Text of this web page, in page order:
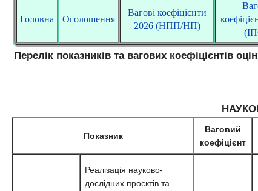
Головна Оголошення
Вагові коефіцієнти
2026 (НПП/НП)
Перелік показників та вагових коефіцієнтів
Показник
Ваговий
коефіцієнт
Реалізація науково-
дослідних проєктів та